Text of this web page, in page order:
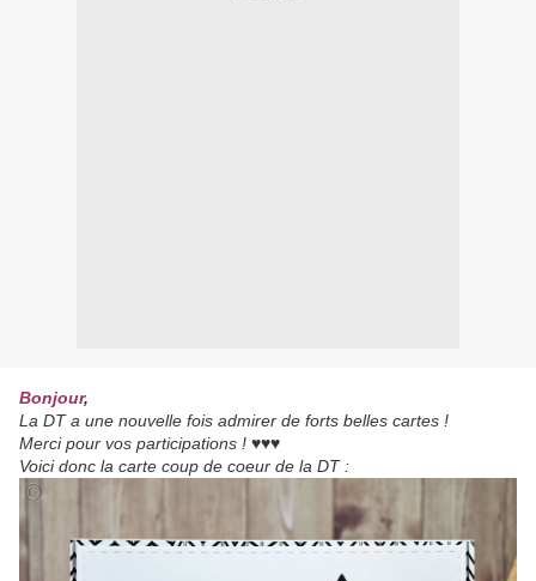
Bonjour,
La DT a une nouvelle fois admirer de forts belles cartes !
Merci pour vos participations ! ♥♥♥
Voici donc la carte coup de coeur de la DT :